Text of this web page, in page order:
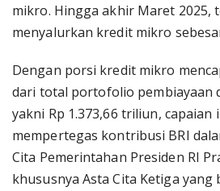
mikro. Hingga akhir Maret 2025,
menyalurkan kredit mikro
Dengan porsi kredit mikro
dari total portofolio pembiayaan
yakni Rp 1.373,66 triliun, capaian
mempertegas kontribusi BRI
Cita Pemerintahan Presiden RI
khususnya Asta Cita Ketiga yang